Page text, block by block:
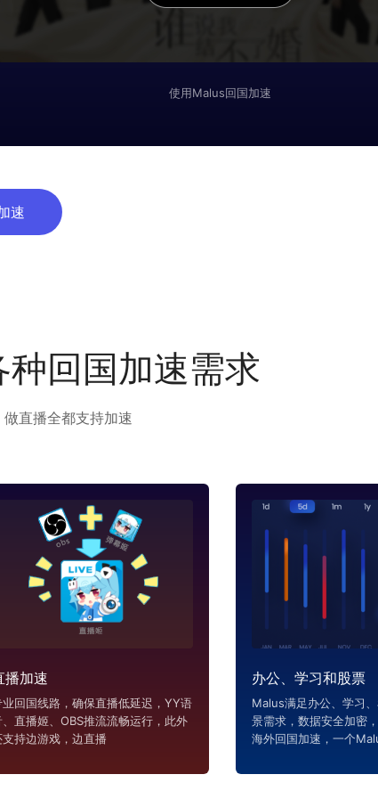
使用Malus回国加速
速
回国加速需求
直播全都支持加速
播加速
业回国线路，确保直播低延迟，YY语
、直播姬、OBS推流流畅运行，此外
支持边游戏，边直播
办公、学习和股票
Malus满足办公、学习
景需求，数据安全加密，
海外回国加速，一个